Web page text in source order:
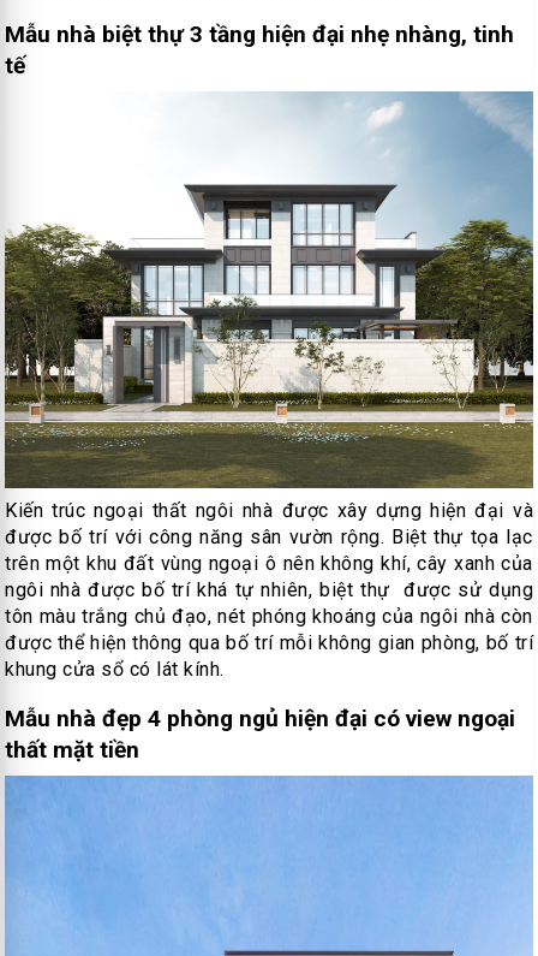
Mẫu nhà biệt thự 3 tầng hiện đại nhẹ nhàng, tinh
tế
Kiến trúc ngoại thất ngôi nhà được xây dựng hiện đại và
được bố trí với công năng sân vườn rộng. Biệt thự tọa lạc
trên một khu đất vùng ngoại ô nên không khí, cây xanh của
ngôi nhà được bố trí khá tự nhiên, biệt thự được sử dụng
tôn màu trắng chủ đạo, nét phóng khoáng của ngôi nhà còn
được thể hiện thông qua bố trí mỗi không gian phòng, bố trí
khung cửa sổ có lát kính.
Mẫu nhà đẹp 4 phòng ngủ hiện đại có view ngoại
thất mặt tiền